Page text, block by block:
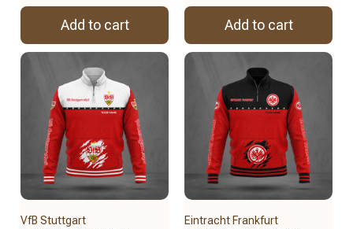
Add to cart Add to cart
VfB Stuttgart
Eintracht Frankfurt